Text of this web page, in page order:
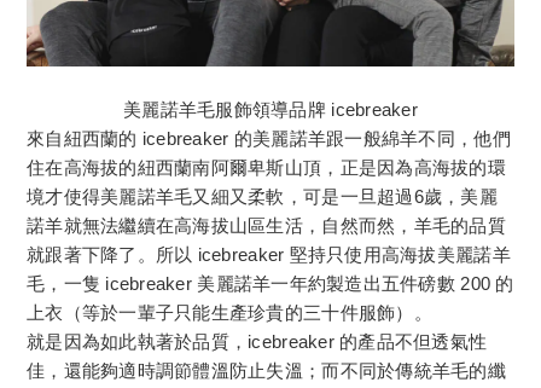
美麗諾羊毛服飾領導品牌 icebreaker
來自紐西蘭的 icebreaker 的美麗諾羊跟一般綿羊不同，他們
住在高海拔的紐西蘭南阿爾卑斯山頂，正是因為高海拔的環
境才使得美麗諾羊毛又細又柔軟，可是一旦超過6歲，美麗
諾羊就無法繼續在高海拔山區生活，自然而然，羊毛的品質
就跟著下降了。所以 icebreaker 堅持只使用高海拔美麗諾羊
毛，一隻 icebreaker 美麗諾羊一年約製造出五件磅數 200 的
上衣（等於一輩子只能生產珍貴的三十件服飾）。
就是因為如此執著於品質，icebreaker 的產品不但透氣性
佳，還能夠適時調節體溫防止失溫；而不同於傳統羊毛的纖